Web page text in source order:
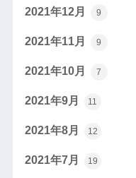
2021年12月 9
2021年11月 9
2021年10月 7
2021年9月 11
2021年8月 12
2021年7月 19